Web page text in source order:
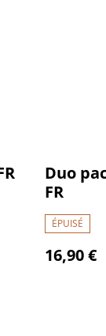
Duo
FR
ÉPUISÉ
16,90 €